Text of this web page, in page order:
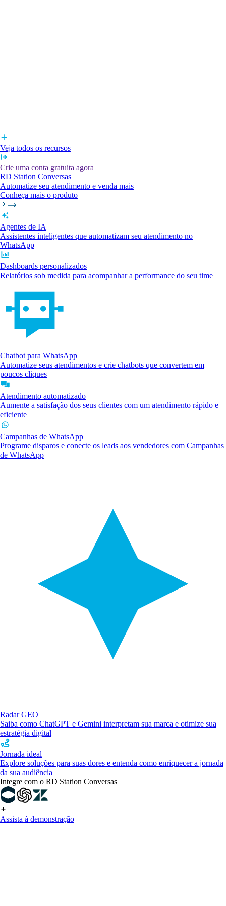
Veja todos os recursos
Crie uma conta gratuita agora
RD Station Conversas
Automatize seu atendimento e venda mais
Conheça mais o produto
Agentes de IA
Assistentes inteligentes que automatizam seu atendimento no
WhatsApp
Dashboards personalizados
Relatórios sob medida para acompanhar a performance do seu time
Chatbot para WhatsApp
Automatize seus atendimentos e crie chatbots que convertem em
poucos cliques
Atendimento automatizado
Aumente a satisfação dos seus clientes com um atendimento rápido e
eficiente
Campanhas de WhatsApp
Programe disparos e conecte os leads aos vendedores com Campanhas
de WhatsApp
Radar GEO
Saiba como ChatGPT e Gemini interpretam sua marca e otimize sua
estratégia digital
Jornada ideal
Explore soluções para suas dores e entenda como enriquecer a jornada
da sua audiência
Integre com o RD Station Conversas
Assista à demonstração